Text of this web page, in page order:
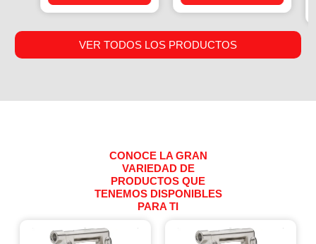
VER TODOS LOS PRODUCTOS
CONOCE LA GRAN
VARIEDAD DE
PRODUCTOS QUE
TENEMOS DISPONIBLES
PARA TI